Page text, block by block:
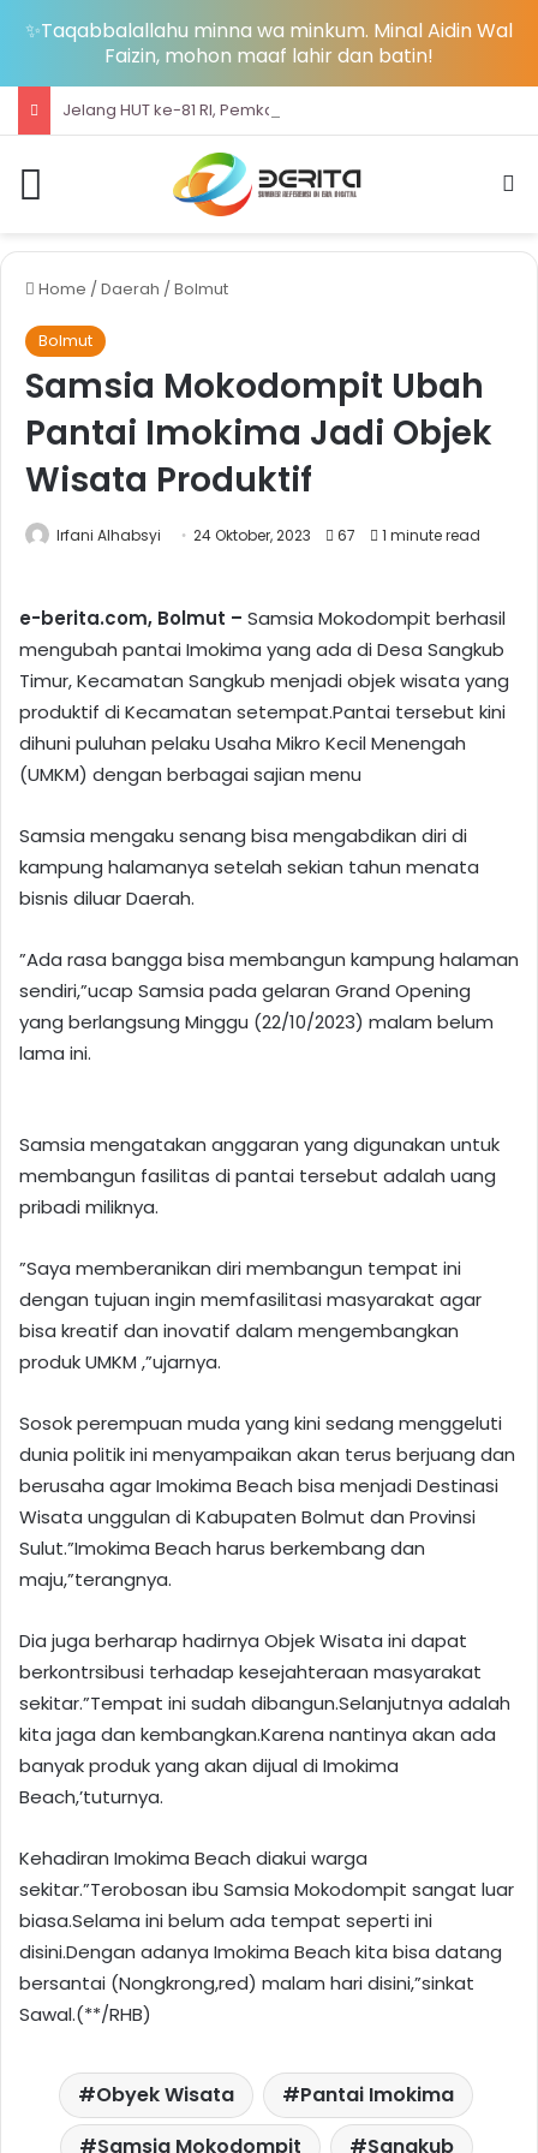
✨Taqabbalallahu minna wa minkum. Minal Aidin Wal
Faizin, mohon maaf lahir dan batin!
Home / Daerah / Bolmut
Bolmut
Samsia Mokodompit Ubah
Pantai Imokima Jadi Objek
Wisata Produktif
Irfani Alhabsyi 24 Oktober, 2023 67 1 minute read
e-berita.com, Bolmut – Samsia Mokodompit berhasil
mengubah pantai Imokima yang ada di Desa Sangkub
Timur, Kecamatan Sangkub menjadi objek wisata yang
produktif di Kecamatan setempat.Pantai tersebut kini
dihuni puluhan pelaku Usaha Mikro Kecil Menengah
(UMKM) dengan berbagai sajian menu
Samsia mengaku senang bisa mengabdikan diri di
kampung halamanya setelah sekian tahun menata
bisnis diluar Daerah.
”Ada rasa bangga bisa membangun kampung halaman
sendiri,”ucap Samsia pada gelaran Grand Opening
yang berlangsung Minggu (22/10/2023) malam belum
lama ini.
Samsia mengatakan anggaran yang digunakan untuk
membangun fasilitas di pantai tersebut adalah uang
pribadi miliknya.
”Saya memberanikan diri membangun tempat ini
dengan tujuan ingin memfasilitasi masyarakat agar
bisa kreatif dan inovatif dalam mengembangkan
produk UMKM ,”ujarnya.
Sosok perempuan muda yang kini sedang menggeluti
dunia politik ini menyampaikan akan terus berjuang dan
berusaha agar Imokima Beach bisa menjadi Destinasi
Wisata unggulan di Kabupaten Bolmut dan Provinsi
Sulut.”Imokima Beach harus berkembang dan
maju,”terangnya.
Dia juga berharap hadirnya Objek Wisata ini dapat
berkontrsibusi terhadap kesejahteraan masyarakat
sekitar.”Tempat ini sudah dibangun.Selanjutnya adalah
kita jaga dan kembangkan.Karena nantinya akan ada
banyak produk yang akan dijual di Imokima
Beach,’tuturnya.
Kehadiran Imokima Beach diakui warga
sekitar.”Terobosan ibu Samsia Mokodompit sangat luar
biasa.Selama ini belum ada tempat seperti ini
disini.Dengan adanya Imokima Beach kita bisa datang
bersantai (Nongkrong,red) malam hari disini,”sinkat
Sawal.(**/RHB)
Obyek Wisata
Pantai Imokima
Samsia Mokodompit
Sangkub